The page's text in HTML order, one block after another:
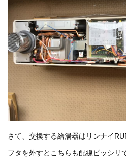
さて、交換する給湯器はリンナイ
フタを外すとこちらも配線ビッシリ